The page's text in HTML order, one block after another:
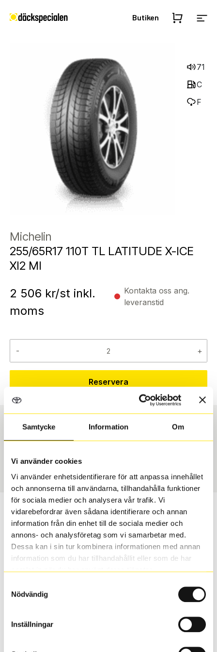
Samtycke Information Om
Vi använder cookies
Vi använder enhetsidentifierare för att anpassa innehållet
och annonserna till användarna, tillhandahålla funktioner
för sociala medier och analysera vår trafik. Vi
vidarebefordrar även sådana identifierare och annan
information från din enhet till de sociala medier och
annons- och analysföretag som vi samarbetar med.
Dessa kan i sin tur kombinera informationen med annan
information som du har tillhandahållit eller som de har
samlat in när du har använt deras tjänster.
Nödvändig
Inställningar
Butiken
71
C
F
Michelin
255/65R17 110T TL LATITUDE X-ICE
XI2 MI
2 506 kr/st inkl.
moms
Kontakta oss ang.
leveranstid
- +
Reservera
Art nummer
Passar detta däck min bil?
Ange registreringsnummer för att se om det däck du
valt passar din bilmodell. Om du köper däck som skall
sättas på dina befintliga fälgar, se till att kolla en extra
gång så att däck och fälg har samma dimensioner.
inte vara samma dimension som bilen hade ut från